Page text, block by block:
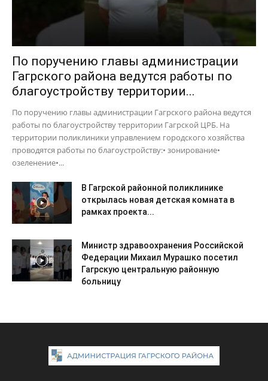
По поручению главы администрации
Гагрского района ведутся работы по
благоустройству территории...
По поручению главы администрации Гагрского района ведутся
работы по благоустройству территории Гагрской ЦРБ. На
территории поликлиники управлением городского хозяйства
проводятся работы по благоустройству:• зонирование•
озеленение•...
В Гагрской районной поликлинике
открылась новая детская комната в
рамках проекта...
Министр здравоохранения Российской
Федерации Михаил Мурашко посетил
Гагрскую центральную районную
больницу